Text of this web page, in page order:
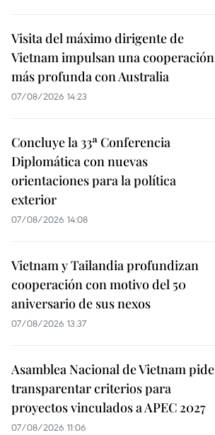
Visita del máximo dirigente de
Vietnam impulsan una cooperación
más profunda con Australia
07/08/2026 14:23
Concluye la 33ª Conferencia
Diplomática con nuevas
orientaciones para la política
exterior
07/08/2026 14:08
Vietnam y Tailandia profundizan
cooperación con motivo del 50
aniversario de sus nexos
07/08/2026 13:37
Asamblea Nacional de Vietnam pide
transparentar criterios para
proyectos vinculados a APEC 2027
07/08/2026 11:06